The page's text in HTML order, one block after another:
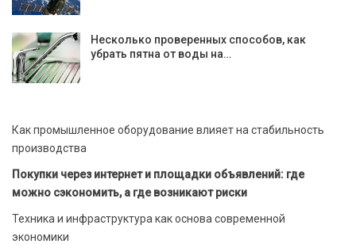
Несколько проверенных способов, как
убрать пятна от воды на…
Как промышленное оборудование влияет на стабильность
производства
Покупки через интернет и площадки объявлений: где
можно сэкономить, а где возникают риски
Техника и инфраструктура как основа современной
экономики